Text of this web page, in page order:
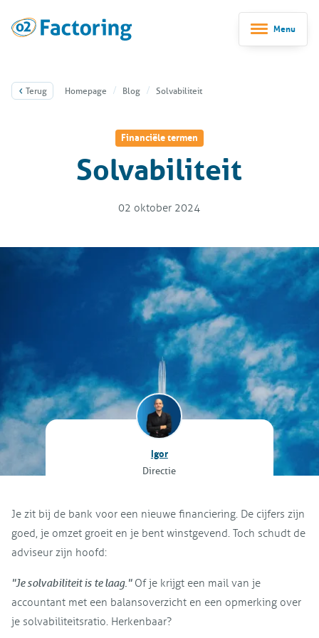
Menu
Terug Homepage Blog Solvabiliteit
Financiële termen
Solvabiliteit
02 oktober 2024
Igor
Directie
Je zit bij de bank voor een nieuwe financiering. De cijfers zijn
goed, je omzet groeit en je bent winstgevend. Toch schudt de
adviseur zijn hoofd:
"Je solvabiliteit is te laag."Of je krijgt een mail van je
accountant met een balansoverzicht en een opmerking over
je solvabiliteitsratio. Herkenbaar?